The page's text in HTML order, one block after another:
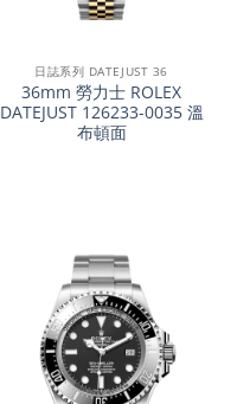
日誌系列 DATEJUST 36
36mm 勞力士 ROLEX
DATEJUST 126233-0035 溫
布頓面